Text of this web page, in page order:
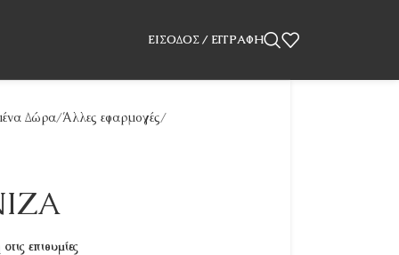
ΕΊΣΟΔΟΣ / ΕΓΓΡΑΦΉ
Δώρα Άλλες εφαρμογές
επιθυμίες